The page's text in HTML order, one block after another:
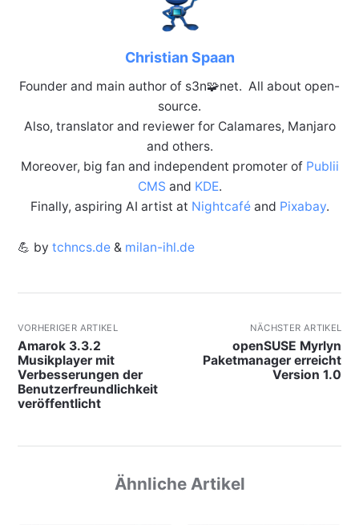
Christian Spaan
Founder and main author of s3n🧩net. All about open-
source.
Also, translator and reviewer for Calamares, Manjaro
and others.
Moreover, big fan and independent promoter of Publii
CMS and KDE.
Finally, aspiring AI artist at Nightcaféand Pixabay.
💪 by tchncs.de& milan-ihl.de
VORHERIGER ARTIKEL
Amarok 3.3.2
Musikplayer mit
Verbesserungen der
Benutzerfreundlichkeit
veröffentlicht
NÄCHSTER ARTIKEL
openSUSE Myrlyn
Paketmanager erreicht
Version 1.0
Ähnliche Artikel